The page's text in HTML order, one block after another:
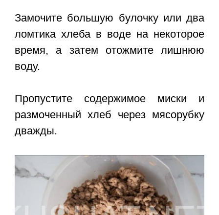
Замочите большую булочку или два
ломтика хлеба в воде на некоторое
время, а затем отожмите лишнюю
воду.
Пропустите содержимое миски и
размоченный хлеб через мясорубку
дважды.